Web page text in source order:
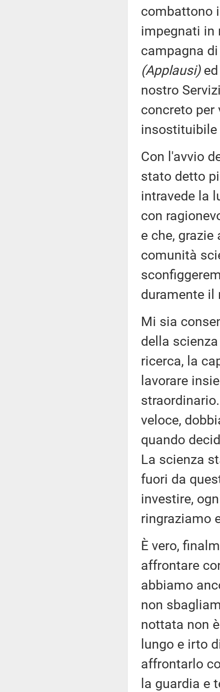
combattono
impegnati in
campagna
(Applausi)ed
nostro
concreto per
insostituibile
Con l'avvio
stato detto
intravede la
con
e che,
comunità
duramente il
Mi sia
della
ricerca, la
lavorare
veloce,
quando
La scienza
fuori da
investire,
ringraziamo
È vero,
affrontare
abbiamo
non
nottata non
lungo e irto
affrontarlo
la guardia e